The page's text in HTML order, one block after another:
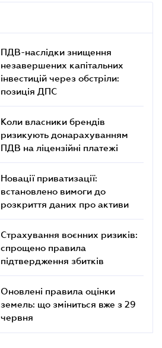
ПДВ-наслідки знищення
незавершених капітальних
інвестицій через обстріли:
позиція ДПС
Коли власники брендів
ризикують донарахуванням
ПДВ на ліцензійні платежі
Новації приватизації:
встановлено вимоги до
розкриття даних про активи
Страхування воєнних ризиків:
спрощено правила
підтвердження збитків
Оновлені правила оцінки
земель: що зміниться вже з 29
червня